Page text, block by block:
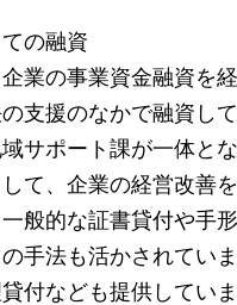
の融資
業の事業資金融資を
支援のなかで融資し
サポート課が一体と
て、企業の経営改善
般的な証書貸付や手
手法も活かされてい
付なども提供してい